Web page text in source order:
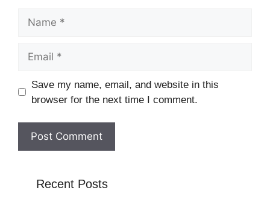
Website
Save my name, email, and website in this
browser for the next time I comment.
Recent Posts